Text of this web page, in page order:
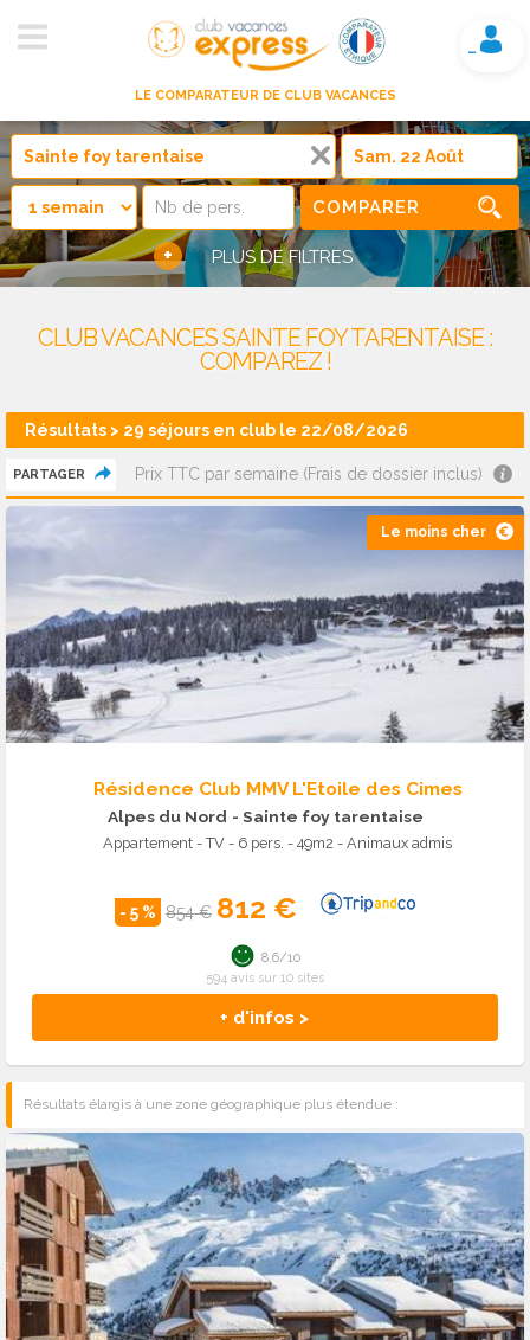
LE COMPARATEUR DE CLUB VACANCES
Mon compte
COMPARER
+ PLUS DE FILTRES
CLUB VACANCES SAINTE FOY TARENTAISE :
COMPAREZ !
Résultats > 29 séjours en club le 22/08/2026
PARTAGER Prix TTC par semaine (Frais de dossier inclus)
Le moins cher
Résidence Club MMV L'Etoile des Cimes
Alpes du Nord - Sainte foy tarentaise
Appartement - TV - 6 pers. - 49m2 - Animaux admis
- 5 % 854 € 812 €
+ d'infos >
8.6/10
594 avis sur 10 sites
Résultats élargis à une zone géographique plus étendue :